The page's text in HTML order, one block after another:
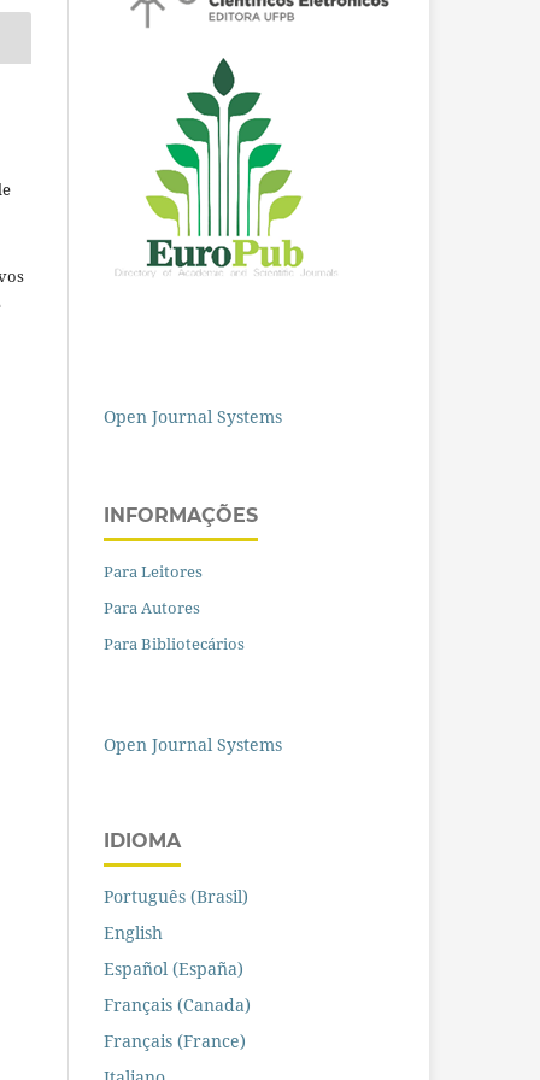
Open Journal Systems
INFORMAÇÕES
Para Leitores
Para Autores
Para Bibliotecários
Open Journal Systems
IDIOMA
Português (Brasil)
English
Español (España)
Français (Canada)
Français (France)